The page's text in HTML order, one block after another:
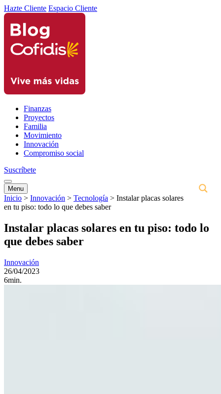
Hazte Cliente Espacio Cliente
Finanzas
Proyectos
Familia
Movimiento
Innovación
Compromiso social
Suscríbete
Menu
Inicio > Innovación > Tecnología > Instalar placas solares
en tu piso: todo lo que debes saber
Instalar placas solares en tu piso: todo lo
que debes saber
Innovación
26/04/2023
6min.